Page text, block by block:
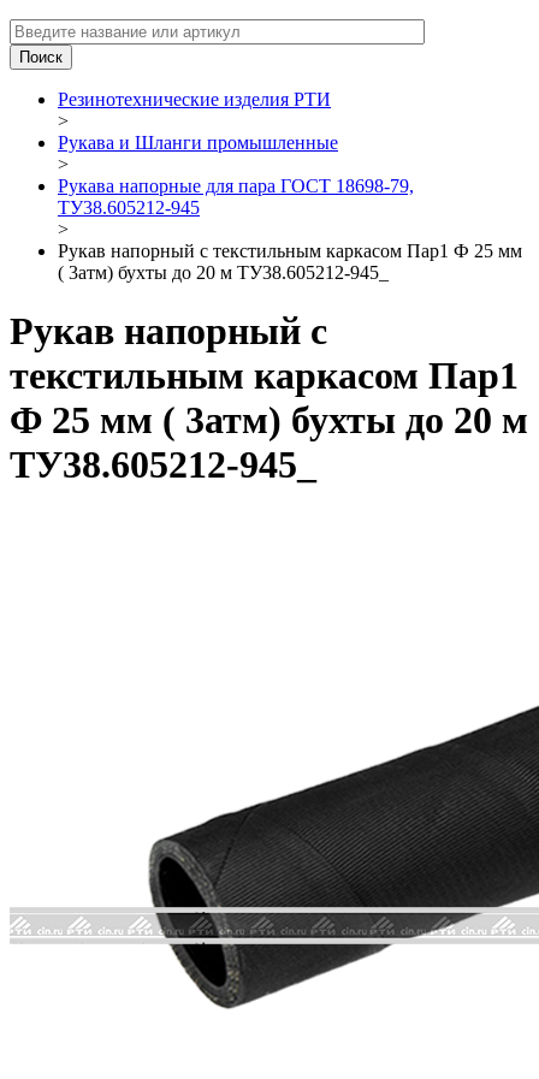
Резинотехнические изделия РТИ
>
Рукава и Шланги промышленные
>
Рукава напорные для пара ГОСТ 18698-79,
ТУ38.605212-945
>
Рукав напорный с текстильным каркасом Пар1 Ф 25 мм
( 3атм) бухты до 20 м ТУ38.605212-945_
Рукав напорный с
текстильным каркасом Пар1
Ф 25 мм ( 3атм) бухты до 20 м
ТУ38.605212-945_